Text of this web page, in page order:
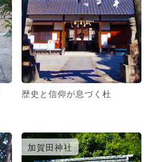
歴史と信仰が息づく杜
加賀田神社